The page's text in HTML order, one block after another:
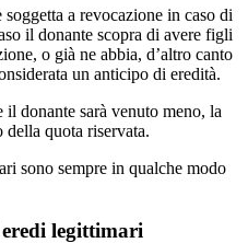
a revocazione in caso di
il donante scopra di avere figli
o già ne abbia, d’altro canto
un anticipo di eredità.
donante sarà venuto meno, la
quota riservata.
sono sempre in qualche modo
legittimari